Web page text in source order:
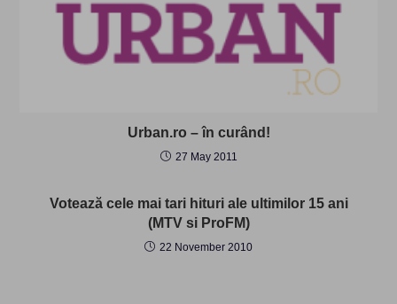
Urban.ro – în curând!
27 May 2011
Votează cele mai tari hituri ale ultimilor 15 ani
(MTV si ProFM)
22 November 2010